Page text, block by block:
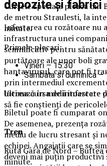
depozite și fabrici
Infestarea cu rozătoare nu
infrastructura unei
semnificativ pentru
purtătoare ale unor boli
hantavirusul, care pot fi
prin intermediul
lucrează în medii infestate
să fie conștienți de
De asemenea, prezența
mediu de lucru stresant și
echipei. Angajații care se
deveni mai puțin
Cursele speciale pleaca
de metrou Straulesti, la
minute.
Primele plecari:
Vineri – 15:30
Sambata si duminica –
Ultima cursa de intoarcere
Biletul poate fi cumparat
Tren
Ruta Gara de Nord –
minute.